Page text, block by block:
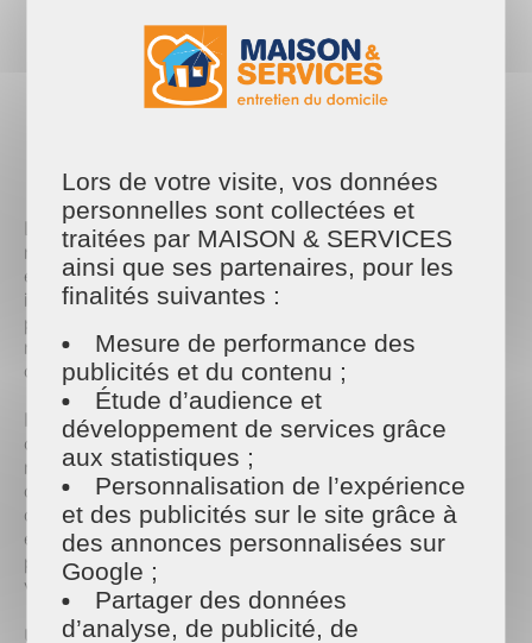
vous inquiétez pas, nous sommes là pour vous aider à résoudre ce
Lorsque vous accueillez un nouveau-né à la
maison, chaque instant est précieux. Cependant, il
est facile de se retrouver submergé par les besoins
incessants de votre petit trésor, laissant peu de
place pour le ménage. C'est là qu'un assistant
ménager à Paris 11 peut vraiment faire la
différence. 💫
Imaginez-vous pouvoir consacrer plus de temps à
câliner votre bébé plutôt qu'à vous soucier du
nettoyage. Avec notre service de ménage à
domicile à Paris 11, cette vision devient réalité. Nos
assistants ménagers qualifiés sont là pour prendre
en charge toutes les corvées ménagères, vous
permettant ainsi de vous concentrer sur l'essentiel :
votre famille. 🧹💼
Un aspect crucial de notre service est sa flexibilité.
Lors de votre visite, vos données
personnelles sont collectées et
traitées par MAISON & SERVICES
ainsi que ses partenaires, pour les
finalités suivantes :
Mesure de performance des
publicités et du contenu ;
Étude d’audience et
développement de services grâce
aux statistiques ;
Personnalisation de l’expérience
et des publicités sur le site grâce à
des annonces personnalisées sur
Google ;
Partager des données
d’analyse, de publicité, de